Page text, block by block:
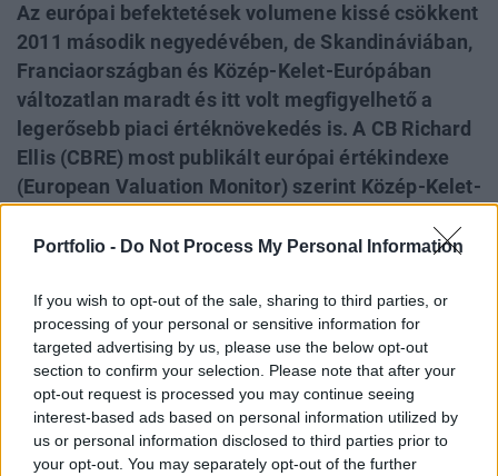
Portfolio - Do Not Process My Personal Information
If you wish to opt-out of the sale, sharing to third parties, or
processing of your personal or sensitive information for
targeted advertising by us, please use the below opt-out
section to confirm your selection. Please note that after your
opt-out request is processed you may continue seeing
interest-based ads based on personal information utilized by
us or personal information disclosed to third parties prior to
your opt-out. You may separately opt-out of the further
Az európai befektetések volumene kissé csökkent
2011 második negyedévében, de Skandináviában,
Franciaországban és Közép-Kelet-Európában
változatlan maradt és itt volt megfigyelhető a
legerősebb piaci értéknövekedés is. A CB Richard
Ellis (CBRE) most publikált európai értékindexe
(European Valuation Monitor) szerint Közép-Kelet-
emelkedett az ingatlanok értéke, míg
Európában és Írországban, Spanyolországban és
Olaszországban is lefelé mozdultak az
ingatlanértékek.
Az elmúlt negyedévekben a kiskereskedelmi szektor
mutatta a legjobb teljesítményt, és ez a trend folytatódott -
2011 második negyedévében a kiskereskedelmi ingatlanok